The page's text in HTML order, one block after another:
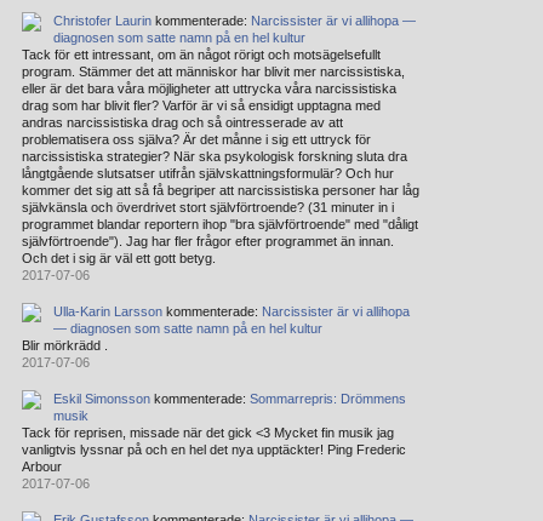
Christofer Laurin kommenterade: Narcissister är vi allihopa —
diagnosen som satte namn på en hel kultur
Tack för ett intressant, om än något rörigt och motsägelsefullt
program. Stämmer det att människor har blivit mer narcissistiska,
eller är det bara våra möjligheter att uttrycka våra narcissistiska
drag som har blivit fler? Varför är vi så ensidigt upptagna med
andras narcissistiska drag och så ointresserade av att
problematisera oss själva? Är det månne i sig ett uttryck för
narcissistiska strategier? När ska psykologisk forskning sluta dra
långtgående slutsatser utifrån självskattningsformulär? Och hur
kommer det sig att så få begriper att narcissistiska personer har låg
självkänsla och överdrivet stort självförtroende? (31 minuter in i
programmet blandar reportern ihop "bra självförtroende" med "dåligt
självförtroende"). Jag har fler frågor efter programmet än innan.
Och det i sig är väl ett gott betyg.
2017-07-06
Ulla-Karin Larsson kommenterade: Narcissister är vi allihopa
— diagnosen som satte namn på en hel kultur
Blir mörkrädd .
2017-07-06
Eskil Simonsson kommenterade: Sommarrepris: Drömmens
musik
Tack för reprisen, missade när det gick <3 Mycket fin musik jag
vanligtvis lyssnar på och en hel det nya upptäckter! Ping Frederic
Arbour
2017-07-06